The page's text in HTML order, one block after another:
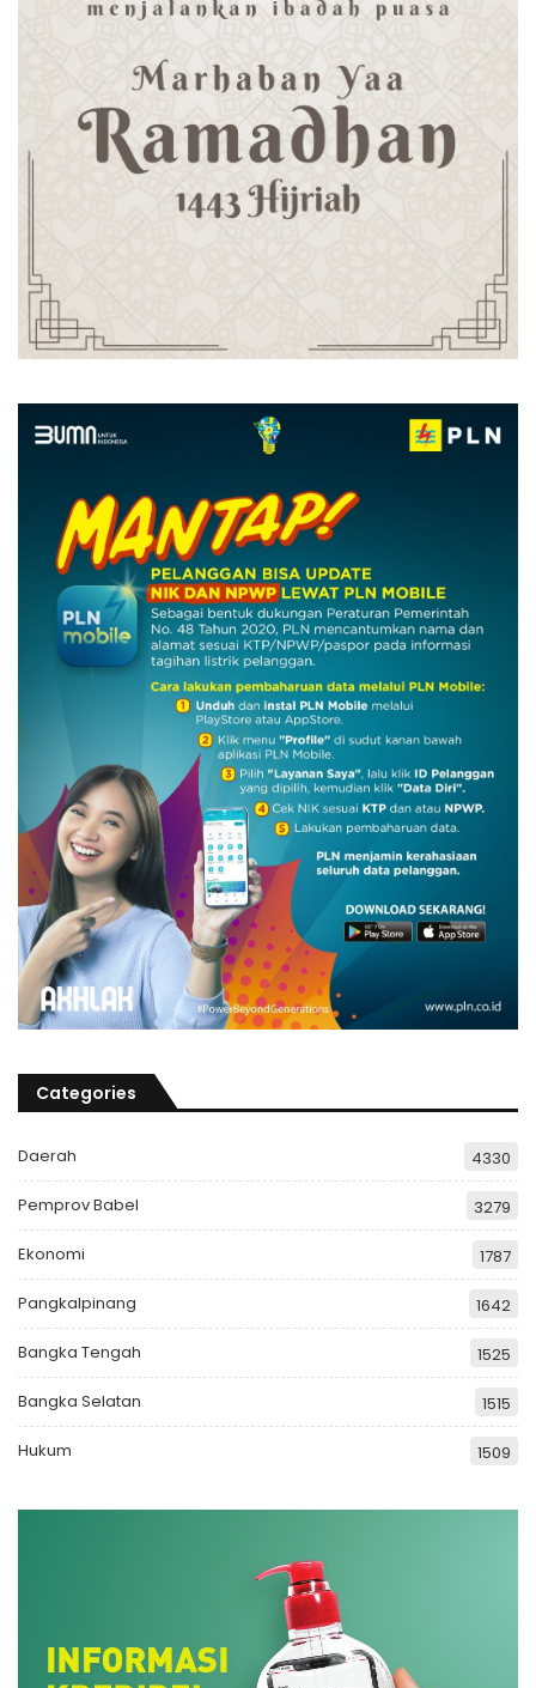
Categories
Daerah 4330
Pemprov Babel 3279
Ekonomi 1787
Pangkalpinang 1642
Bangka Tengah 1525
Bangka Selatan 1515
Hukum 1509